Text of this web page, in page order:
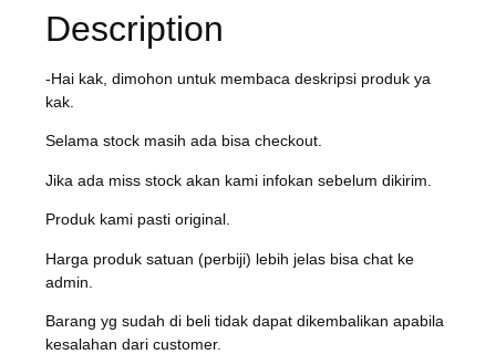
Description
-Hai kak, dimohon untuk membaca deskripsi produk ya
kak.
Selama stock masih ada bisa checkout.
Jika ada miss stock akan kami infokan sebelum dikirim.
Produk kami pasti original.
Harga produk satuan (perbiji) lebih jelas bisa chat ke
admin.
Barang yg sudah di beli tidak dapat dikembalikan apabila
kesalahan dari customer.